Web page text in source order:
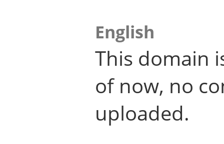
English
This domain
of now, no
uploaded.